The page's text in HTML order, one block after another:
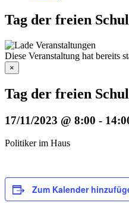
Tag der freien
Diese Veranstaltung hat bereits
×
Tag der freien
17/11/2023 @ 8:00 -
Politiker im Haus
Zum Kalender